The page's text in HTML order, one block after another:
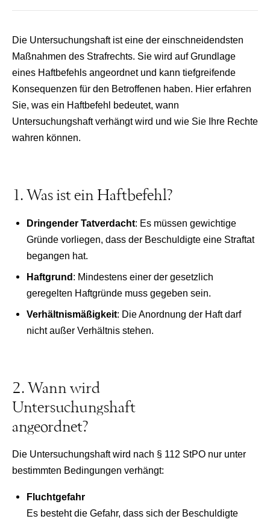
Die Untersuchungshaft ist eine der einschneidendsten
Maßnahmen des Strafrechts. Sie wird auf Grundlage
eines Haftbefehls angeordnet und kann tiefgreifende
Konsequenzen für den Betroffenen haben. Hier erfahren
Sie, was ein Haftbefehl bedeutet, wann
Untersuchungshaft verhängt wird und wie Sie Ihre Rechte
wahren können.
1. Was ist ein Haftbefehl?
Dringender Tatverdacht: Es müssen gewichtige
Gründe vorliegen, dass der Beschuldigte eine Straftat
begangen hat.
Haftgrund: Mindestens einer der gesetzlich
geregelten Haftgründe muss gegeben sein.
Verhältnismäßigkeit: Die Anordnung der Haft darf
nicht außer Verhältnis stehen.
2. Wann wird
Untersuchungshaft
angeordnet?
Die Untersuchungshaft wird nach § 112 StPO nur unter
bestimmten Bedingungen verhängt:
Fluchtgefahr
Es besteht die Gefahr, dass sich der Beschuldigte